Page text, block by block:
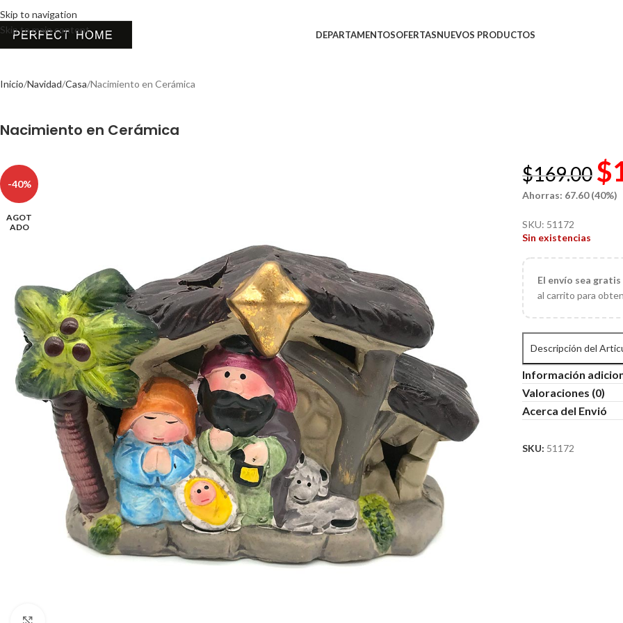
Skip to navigation
Skip to main content
DEPARTAMENTOSOFERTASNUEVOS PRODUCTOS
Inicio Navidad Casa Nacimiento en Cerámica
Nacimiento en Cerámica
-40%
AGOT
ADO
$169.00 $
Ahorras: 67.60 (40%)
SKU: 51172
Sin existencias
El envío sea
al carrito para
Descripción del
Información
Valoraciones (0)
Acerca del Envió
SKU: 51172